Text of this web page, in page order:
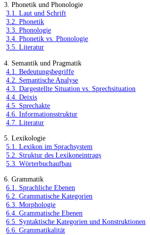
3. Phonetik und Phonologie
3.1. Laut und Schrift
3.2. Phonetik
3.3. Phonologie
3.4. Phonetik vs. Phonologie
3.5. Literatur
4. Semantik und Pragmatik
4.1. Bedeutungsbegriffe
4.2. Semantische Analyse
4.3. Dargestellte Situation vs. Sprechsituation
4.4. Deixis
4.5. Sprechakte
4.6. Informationsstruktur
4.7. Literatur
5. Lexikologie
5.1. Lexikon im Sprachsystem
5.2. Struktur des Lexikoneintrags
5.3. Wörterbuchaufbau
6. Grammatik
6.1. Sprachliche Ebenen
6.2. Grammatische Kategorien
6.3. Morphologie
6.4. Grammatische Ebenen
6.5. Syntaktische Kategorien und Konstruktionen
6.6. Grammatikalität